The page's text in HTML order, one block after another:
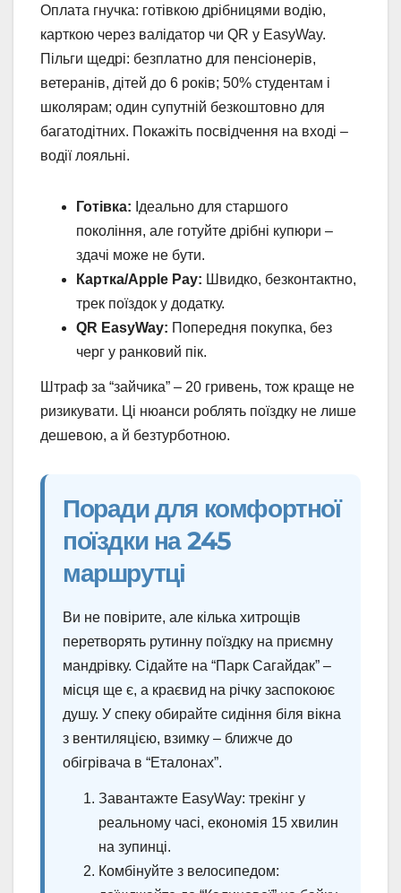
Оплата гнучка: готівкою дрібницями водію,
карткою через валідатор чи QR у EasyWay.
Пільги щедрі: безплатно для пенсіонерів,
ветеранів, дітей до 6 років; 50% студентам і
школярам; один супутній безкоштовно для
багатодітних. Покажіть посвідчення на вході –
водії лояльні.
Готівка: Ідеально для старшого
покоління, але готуйте дрібні купюри –
здачі може не бути.
Картка/Apple Pay: Швидко, безконтактно,
трек поїздок у додатку.
QR EasyWay: Попередня покупка, без
черг у ранковий пік.
Штраф за “зайчика” – 20 гривень, тож краще не
ризикувати. Ці нюанси роблять поїздку не лише
дешевою, а й безтурботною.
Поради для комфортної
поїздки на 245
маршрутці
Ви не повірите, але кілька хитрощів
перетворять рутинну поїздку на приємну
мандрівку. Сідайте на “Парк Сагайдак” –
місця ще є, а краєвид на річку заспокоює
душу. У спеку обирайте сидіння біля вікна
з вентиляцією, взимку – ближче до
обігрівача в “Еталонах”.
Завантажте EasyWay: трекінг у
реальному часі, економія 15 хвилин
на зупинці.
Комбінуйте з велосипедом: